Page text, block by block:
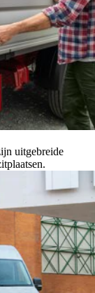
uitgebreide